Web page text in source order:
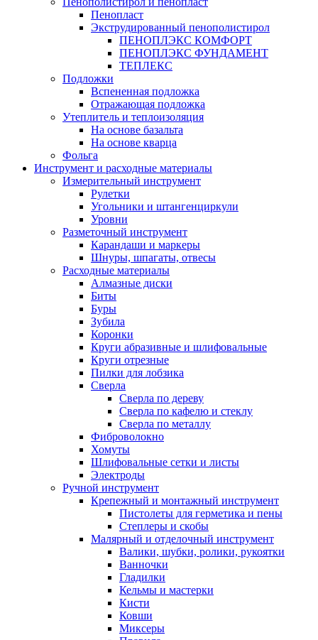
Пенопласт
Экструдированный пенополистирол
ПЕНОПЛЭКС КОМФОРТ
ПЕНОПЛЭКС ФУНДАМЕНТ
ТЕПЛЕКС
Подложки
Вспененная подложка
Отражающая подложка
Утеплитель и теплоизоляция
На основе базальта
На основе кварца
Фольга
Инструмент и расходные материалы
Измерительный инструмент
Рулетки
Угольники и штангенциркули
Уровни
Разметочный инструмент
Карандаши и маркеры
Шнуры, шпагаты, отвесы
Расходные материалы
Алмазные диски
Биты
Буры
Зубила
Коронки
Круги абразивные и шлифовальные
Круги отрезные
Пилки для лобзика
Сверла
Сверла по дереву
Сверла по кафелю и стеклу
Сверла по металлу
Фиброволокно
Хомуты
Шлифовальные сетки и листы
Электроды
Ручной инструмент
Крепежный и монтажный инструмент
Пистолеты для герметика и пены
Степлеры и скобы
Малярный и отделочный инструмент
Валики, шубки, ролики, рукоятки
Ванночки
Гладилки
Кельмы и мастерки
Кисти
Ковши
Миксеры